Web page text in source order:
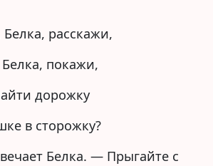
расскажи,
покажи,
дорожку
в сторожку?
Белка. — Прыгайте с